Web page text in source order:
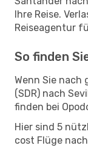
Ihre Reise.
Reiseagentur
So finden
Wenn Sie nach
(SDR) nach
finden bei
Hier sind 5
cost Flüge